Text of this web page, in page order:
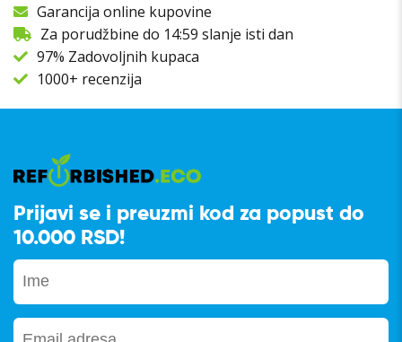
Garancija online kupovine
Za porudžbine do 14:59 slanje isti dan
97% Zadovoljnih kupaca
1000+ recenzija
Prijavi se i preuzmi kod za popust do
10.000 RSD!